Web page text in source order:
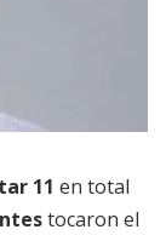
11 en total
tocaron el